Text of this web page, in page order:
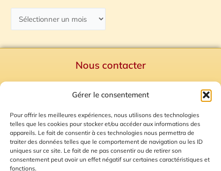
Gérer le consentement
Pour offrir les meilleures expériences, nous utilisons des technologies
telles que les cookies pour stocker et/ou accéder aux informations des
appareils. Le fait de consentir à ces technologies nous permettra de
traiter des données telles que le comportement de navigation ou les ID
uniques sur ce site. Le fait de ne pas consentir ou de retirer son
consentement peut avoir un effet négatif sur certaines caractéristiques et
fonctions.
Nous contacter
Mentions Légales
Plan du site
Gestion des Cookies